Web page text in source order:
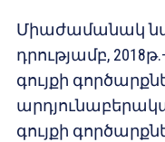
Միաժամանակ նա
դրությամբ,
գույքի
գույքի